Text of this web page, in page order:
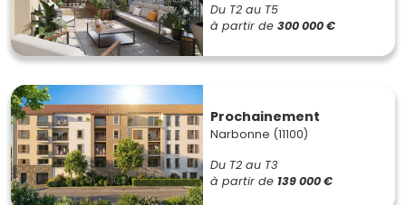
Du T2 au T5
à partir de 300 000 €
Prochainement
Narbonne (11100)
Du T2 au T3
à partir de 139 000 €